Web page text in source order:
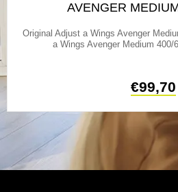
AVENGER
Original Adjust a Wings Avenger
a Wings Avenger Medium 400/
€99,70